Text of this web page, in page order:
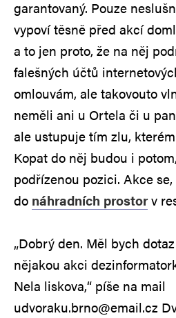
garantovaný. Pouze
vypoví těsně před akcí
a to jen proto, že na něj
falešných účtů
omlouvám, ale takovouto
neměli ani u Ortela či u
ale ustupuje tím zlu,
Kopat do něj budou i
podřízenou pozici. Akce
do náhradních prostorv
„Dobrý den. Měl bych
nějakou akci
Nela liskova,“ píše na mail
udvoraku.brno@email.cz